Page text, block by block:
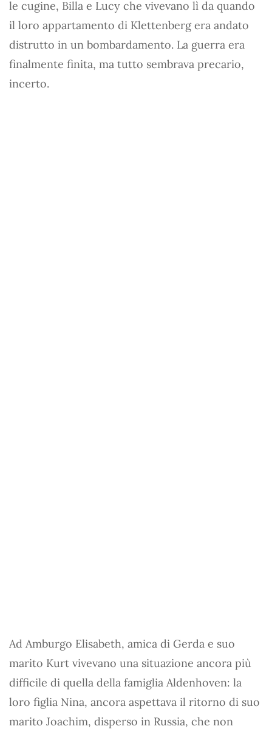
le cugine, Billa e Lucy che vivevano lì da quando
il loro appartamento di Klettenberg era andato
distrutto in un bombardamento. La guerra era
finalmente finita, ma tutto sembrava precario,
incerto.
Ad Amburgo Elisabeth, amica di Gerda e suo
marito Kurt vivevano una situazione ancora più
difficile di quella della famiglia Aldenhoven: la
loro figlia Nina, ancora aspettava il ritorno di suo
marito Joachim, disperso in Russia, che non